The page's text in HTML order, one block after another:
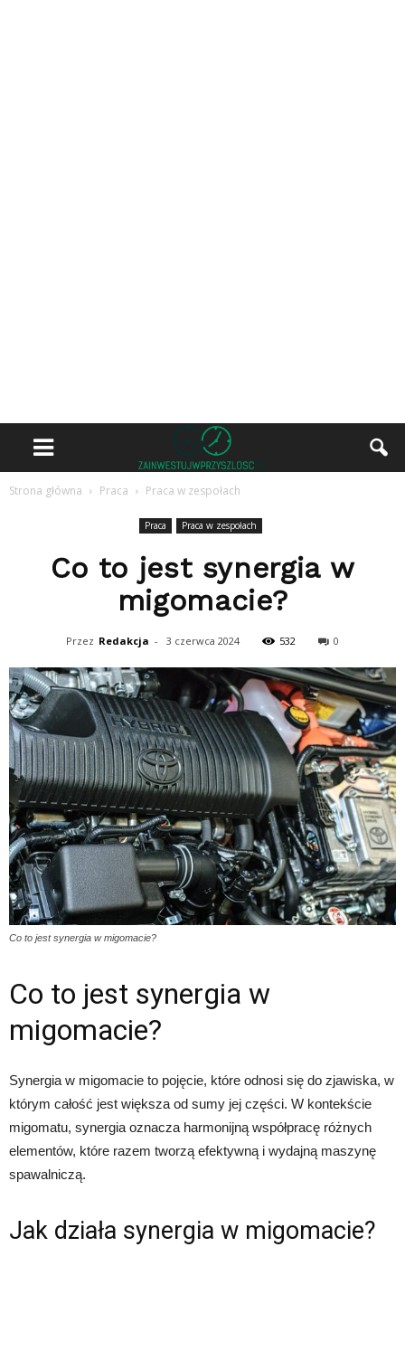
Strona główna Praca Praca w zespołach
Praca Praca w zespołach
Co to jest synergia w
migomacie?
Przez Redakcja - 3 czerwca 2024 532 0
Co to jest synergia w migomacie?
Co to jest synergia w
migomacie?
Synergia w migomacie to pojęcie, które odnosi się do zjawiska, w
którym całość jest większa od sumy jej części. W kontekście
migomatu, synergia oznacza harmonijną współpracę różnych
elementów, które razem tworzą efektywną i wydajną maszynę
spawalniczą.
Jak działa synergia w migomacie?